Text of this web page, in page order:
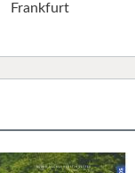
Frankfurt